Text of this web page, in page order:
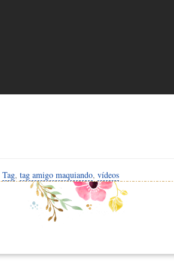
Tag, tag amigo maquiando, vídeos